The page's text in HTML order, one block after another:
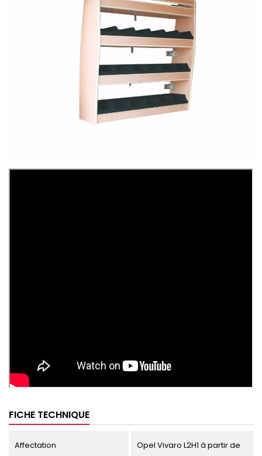
FICHE TECHNIQUE
Affectation
Opel Vivaro L2H1 à partir de